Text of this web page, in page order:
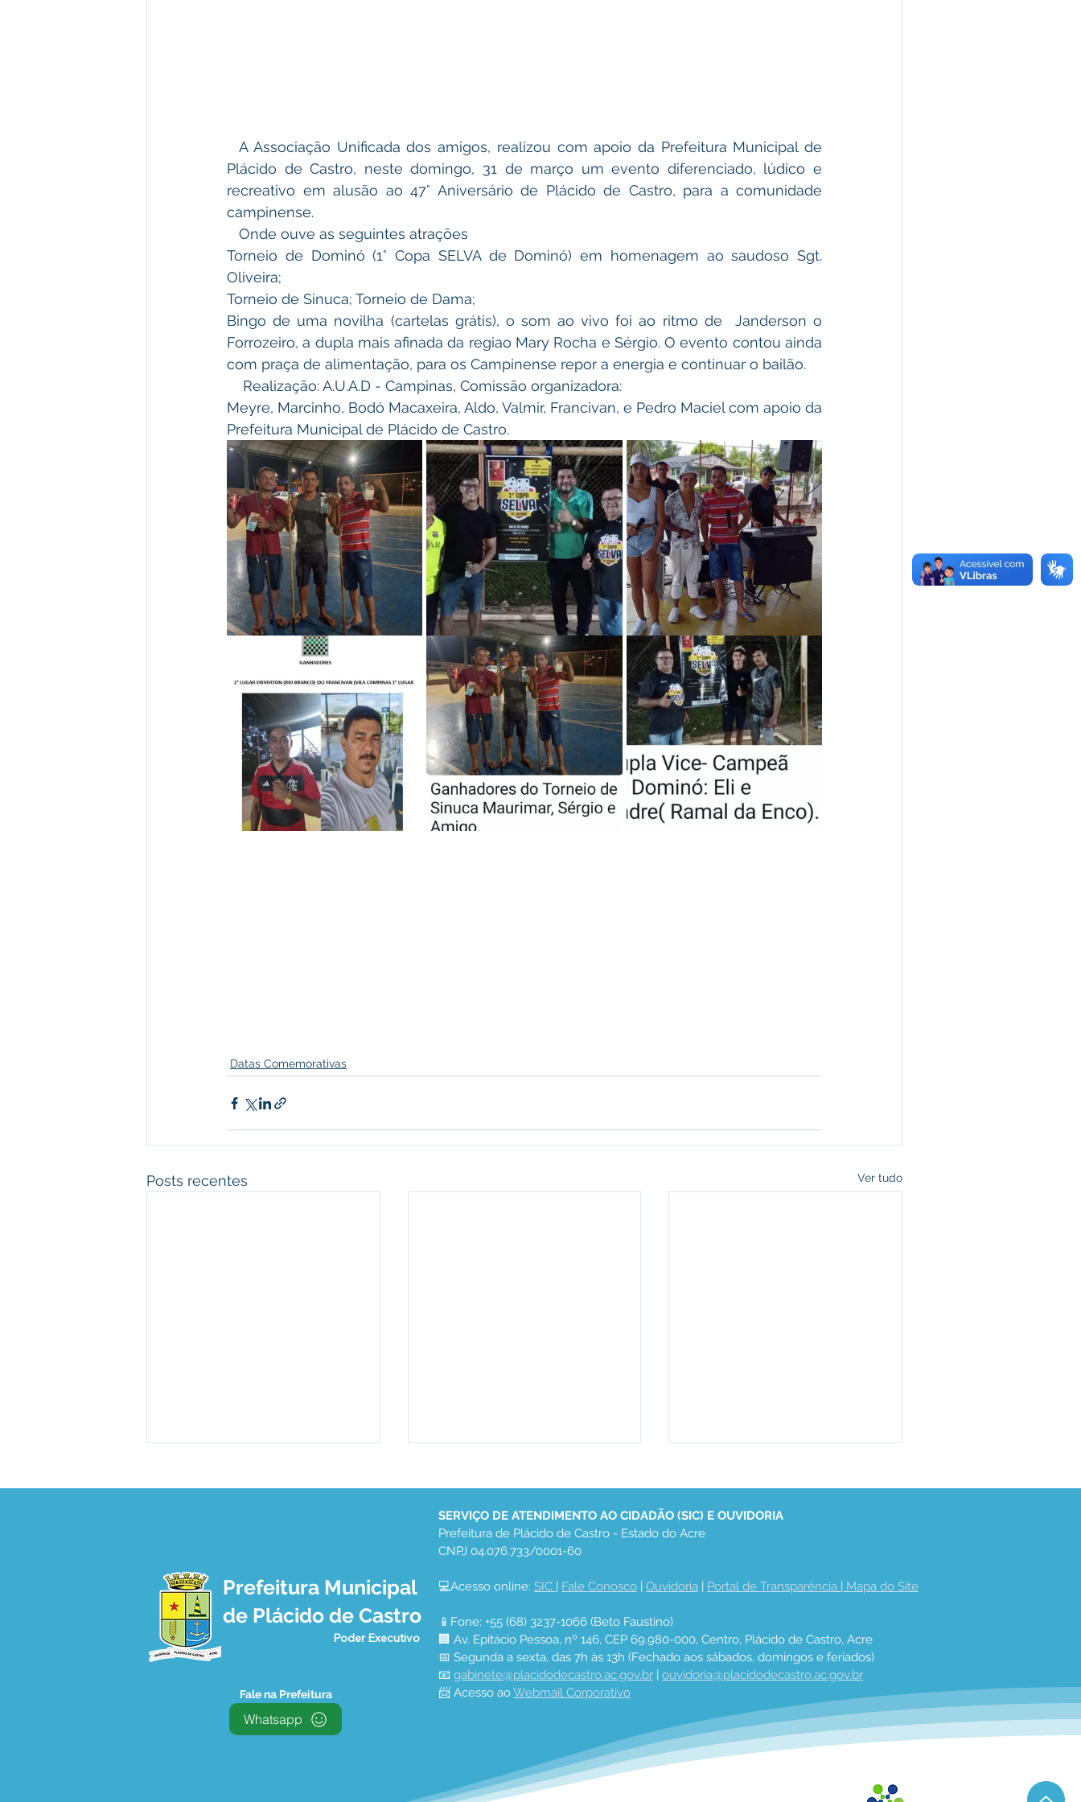
  A Associação Unificada dos amigos, realizou com apoio da Prefeitura Municipal de
Plácido de Castro, neste domingo, 31 de março um evento diferenciado, lúdico e
recreativo em alusão ao 47° Aniversário de Plácido de Castro, para a comunidade
campinense.
   Onde ouve as seguintes atrações
Torneio de Dominó (1° Copa SELVA de Dominó) em homenagem ao saudoso Sgt.
Oliveira;
Torneio de Sinuca; Torneio de Dama;
Bingo de uma novilha (cartelas grátis), o som ao vivo foi ao ritmo de  Janderson o
Forrozeiro, a dupla mais afinada da regiao Mary Rocha e Sérgio. O evento contou ainda
com praça de alimentação, para os Campinense repor a energia e continuar o bailão.
    Realização: A.U.A.D - Campinas, Comissão organizadora:
Meyre, Marcinho, Bodó Macaxeira, Aldo, Valmir, Francivan, e Pedro Maciel com apoio da
Prefeitura Municipal de Plácido de Castro.
Datas Comemorativas
Posts recentes Ver tudo
12 de junho: Feliz Dia dos
Namorados!
Christi
Prefeitura Municipal
de Plácido de Castro
Poder Executivo
Fale na Prefeitura
Whatsapp
SERVIÇO DE ATENDIMENTO AO CIDADÃO (SIC) E OUVIDORIA
Prefeitura de Plácido de Castro - Estado do Acre
CNPJ 04.076.733/0001-60
💻Acesso online: SIC Fale Conosco Ouvidoria Portal de Transparência Mapa do Site
📱Fone: +55 (68) 3237-1066 (Beto Faustino)
🏢 Av. Epitácio Pessoa, nº 146, CEP 69.980-000, Centro, Plácido de Castro, Acre
📅 Segunda a sexta, das 7h às 13h (Fechado aos sábados, domingos e feriados)
📧 gabinete@placidodecastro.ac.gov.br
ouvidoria@placidodecastro.ac.gov.br
📨 Acesso ao Webmail Corporativo